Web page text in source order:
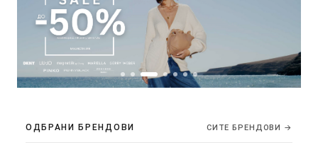
ОДБРАНИ БРЕНДОВИ СИТЕ БРЕНДОВИ →